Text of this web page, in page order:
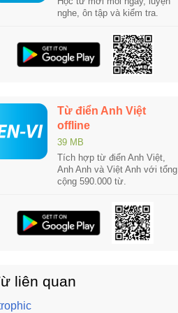
nghe, ôn tập và kiểm tra.
Từ điển Anh Việt
offline
39 MB
Tích hợp từ điển Anh Việt,
Anh Anh và Việt Anh với tổng
cộng 590.000 từ.
liên quan